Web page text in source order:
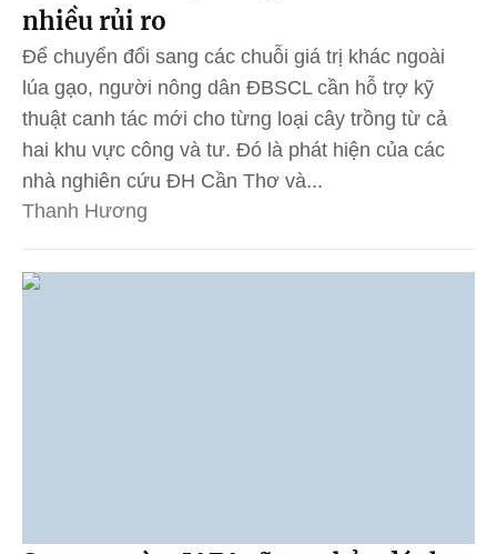
nhiều rủi ro
Để chuyển đổi sang các chuỗi giá trị khác ngoài
lúa gạo, người nông dân ĐBSCL cần hỗ trợ kỹ
thuật canh tác mới cho từng loại cây trồng từ cả
hai khu vực công và tư. Đó là phát hiện của các
nhà nghiên cứu ĐH Cần Thơ và...
Thanh Hương